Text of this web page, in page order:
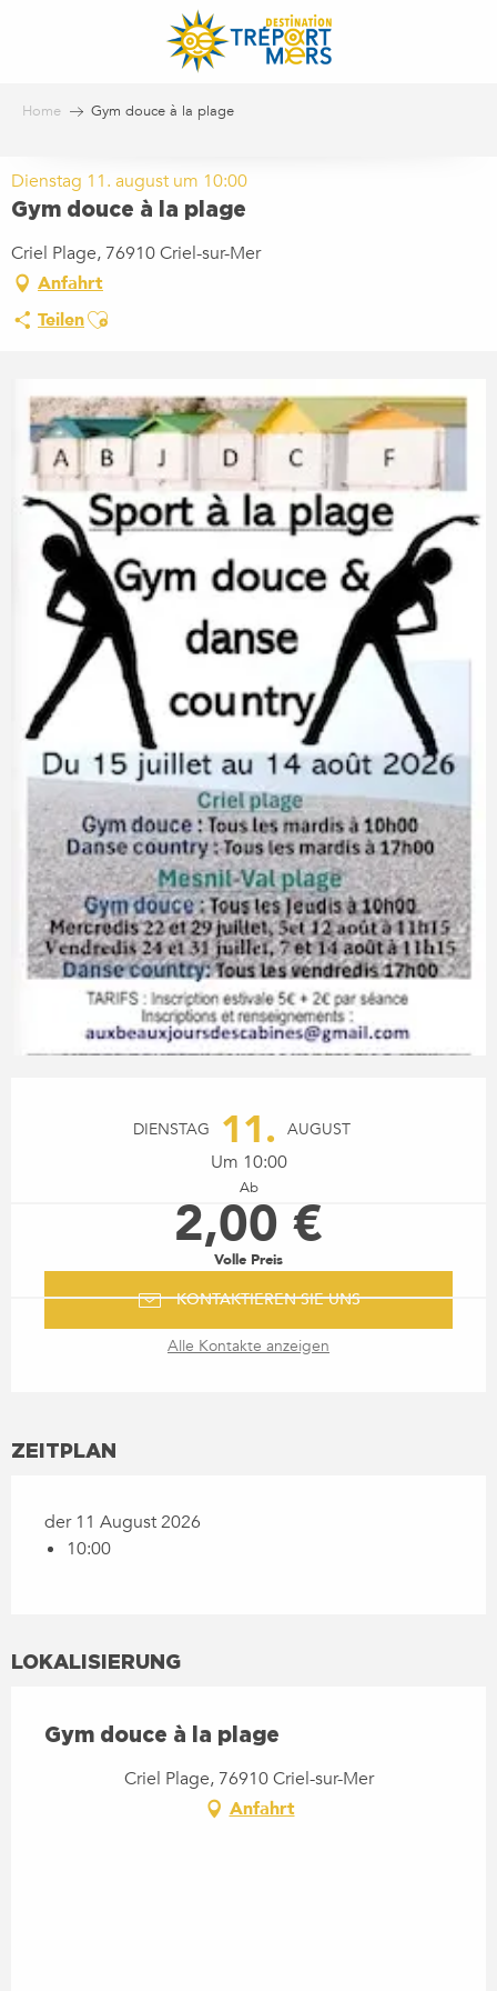
Home Gym douce à la plage
Dienstag 11. august um 10:00
Gym douce à la plage
Criel Plage, 76910 Criel-sur-Mer
Anfahrt
TeilenAjouter aux favoris
DIENSTAG 11. AUGUST
Um 10:00
Ab
2,00 €
Volle Preis
KONTAKTIEREN SIE UNS
Alle Kontakte anzeigen
ZEITPLAN
der 11 August 2026
10:00
LOKALISIERUNG
Gym douce à la plage
Criel Plage, 76910 Criel-sur-Mer
Anfahrt